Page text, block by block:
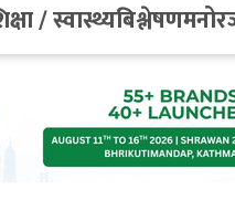
/ स्वास्थ्यबिश्लेषण